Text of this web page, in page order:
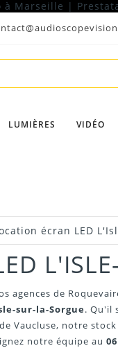
LUMIÈRES VIDÉO
écran LED
de
sur-la-Sorgue. Qu'il
Vaucluse, notre
notre équipe au